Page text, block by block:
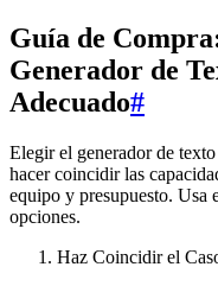
Guía de
Generador de
Adecuado#
Elegir el generador de
hacer coincidir las
equipo y presupuesto. Usa
opciones.
Haz Coincidir el